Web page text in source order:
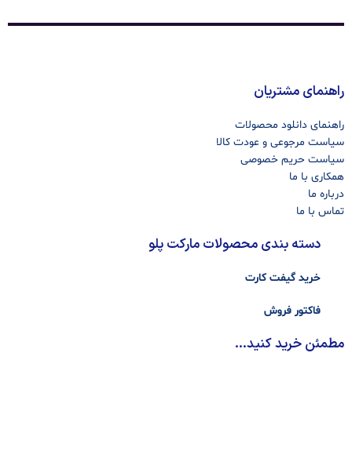
راهنمای مشتریان
راهنمای دانلود محصولات
سیاست مرجوعی و عودت کالا
سیاست حریم خصوصی
همکاری با ما
درباره ما
تماس با ما
دسته بندی محصولات مارکت پلو
خرید گیفت کارت
فاکتور فروش
مطمئن خرید کنید...